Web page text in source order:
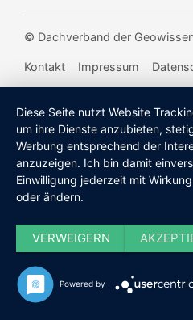
© Dachverband der
Kontakt Impressum
Diese Seite nutzt Website
um ihre Dienste anzubieten,
Werbung entsprechend der
anzuzeigen. Ich bin damit
Einwilligung jederzeit mit
oder ändern.
VERWEIGERN
Powered by